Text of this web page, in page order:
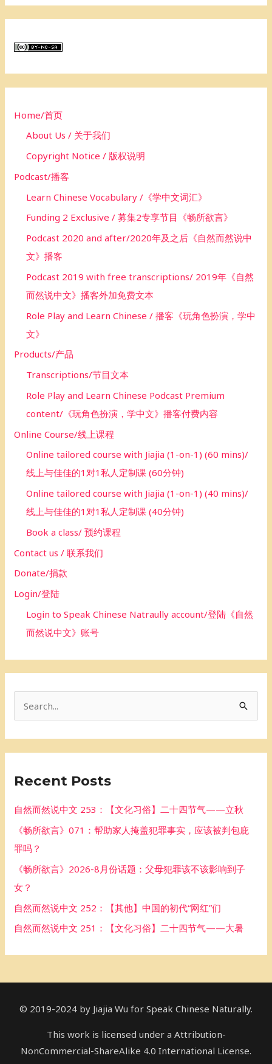
c
rHome/首页
About Us / 关于我们
Copyright Notice / 版权说明
Podcast/播客
Learn Chinese Vocabulary /《学中文词汇》
Funding 2 Exclusive / 募集2专享节目《畅所欲言》
Podcast 2020 and after/2020年及之后《自然而然说中
文》播客
Podcast 2019 with free transcriptions/ 2019年《自然
而然说中文》播客外加免费文本
Role Play and Learn Chinese / 播客《玩角色扮演，学中
文》
Products/产品
Transcriptions/节目文本
Role Play and Learn Chinese Podcast Premium
content/《玩角色扮演，学中文》播客付费内容
Online Course/线上课程
Online tailored course with Jiajia (1-on-1) (60 mins)/
线上与佳佳的1对1私人定制课 (60分钟)
Online tailored course with Jiajia (1-on-1) (40 mins)/
线上与佳佳的1对1私人定制课 (40分钟)
Book a class/ 预约课程
Contact us / 联系我们
Donate/捐款
Login/登陆
Login to Speak Chinese Natraully account/登陆《自然
而然说中文》账号
c
f
r
Recent Posts
自然而然说中文 253：【文化习俗】二十四节气——立秋
《畅所欲言》071：帮助家人掩盖犯罪事实，应该被判包庇
罪吗？
《畅所欲言》2026-8月份话题：父母犯罪该不该影响到子
女？
自然而然说中文 252：【其他】中国的初代“网红”们
自然而然说中文 251：【文化习俗】二十四节气——大暑
© 2019-2024 by Jiajia Wu for Speak Chinese Naturally.
This work is licensed under a Attribution-
NonCommercial-ShareAlike 4.0 International License.